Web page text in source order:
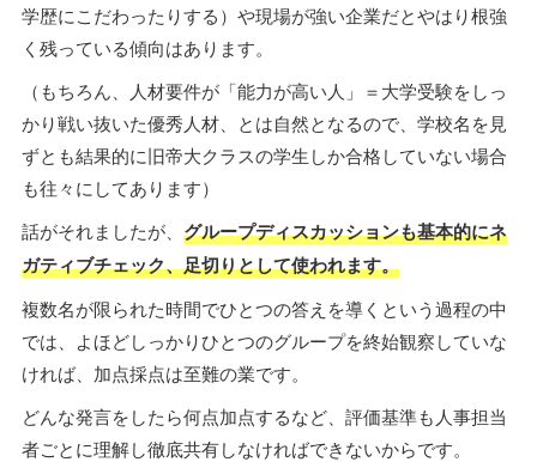
学歴にこだわったりする）や現場が強い企業だとやはり根強
く残っている傾向はあります。
（もちろん、人材要件が「能力が高い人」＝大学受験をしっ
かり戦い抜いた優秀人材、とは自然となるので、学校名を見
ずとも結果的に旧帝大クラスの学生しか合格していない場合
も往々にしてあります）
話がそれましたが、 グループディスカッションも基本的にネ
ガティブチェック、足切りとして使われます。
複数名が限られた時間でひとつの答えを導くという過程の中
では、よほどしっかりひとつのグループを終始観察していな
ければ、加点採点は至難の業です。
どんな発言をしたら何点加点するなど、評価基準も人事担当
者ごとに理解し徹底共有しなければできないからです。